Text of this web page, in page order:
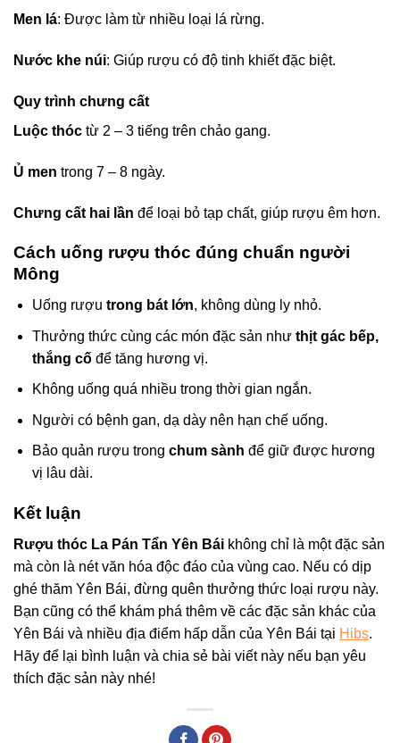
Men lá: Được làm từ nhiều loại lá rừng.
Nước khe núi: Giúp rượu có độ tinh khiết đặc biệt.
Quy trình chưng cất
Luộc thóc từ 2 – 3 tiếng trên chảo gang.
Ủ men trong 7 – 8 ngày.
Chưng cất hai lần để loại bỏ tạp chất, giúp rượu êm hơn.
Cách uống rượu thóc đúng chuẩn người
Mông
Uống rượu trong bát lớn, không dùng ly nhỏ.
Thưởng thức cùng các món đặc sản như thịt gác bếp,
thắng cốđể tăng hương vị.
Không uống quá nhiều trong thời gian ngắn.
Người có bệnh gan, dạ dày nên hạn chế uống.
Bảo quản rượu trong chum sành để giữ được hương
vị lâu dài.
Kết luận
Rượu thóc La Pán Tẩn Yên Bái không chỉ là một đặc sản
mà còn là nét văn hóa độc đáo của vùng cao. Nếu có dịp
ghé thăm Yên Bái, đừng quên thưởng thức loại rượu này.
Bạn cũng có thể khám phá thêm về các đặc sản khác của
Yên Bái và nhiều địa điểm hấp dẫn của Yên Bái tại Hibs.
Hãy để lại bình luận và chia sẻ bài viết này nếu bạn yêu
thích đặc sản này nhé!